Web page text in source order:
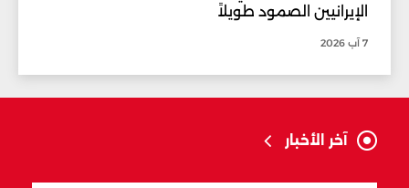
الإيرانيين الصمود طويلاً
7 آب 2026
آخر الأخبار